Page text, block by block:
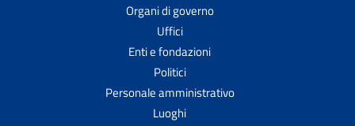
Organi di governo
Uffici
Enti e fondazioni
Politici
Personale amministrativo
Luoghi